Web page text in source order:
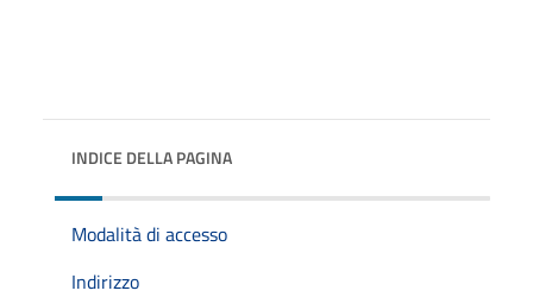
INDICE DELLA PAGINA
Modalità di accesso
Indirizzo